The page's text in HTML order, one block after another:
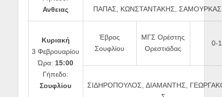
Ανθειας
ΠΑΠΑΣ, ΚΩΝΣΤΑΝΤΑΚΗΣ,
Κυριακή
3 Φεβρουαρίου
Ώρα: 15:00
Γήπεδο:
Σουφλίου
Έβρος
Σουφλίου
ΜΓΣ Ορέστης
Ορεστιάδας
0-1
ΣΙΔΗΡΟΠΟΥΛΟΣ, ΔΙΑΜΑΝΤΗΣ,